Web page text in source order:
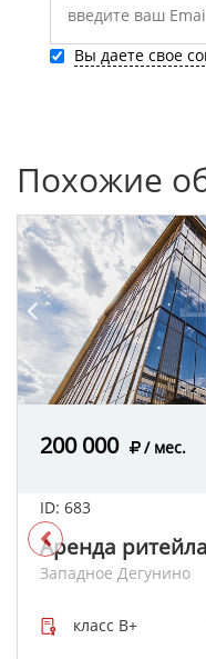
Вы даете свое
Похожие
200 000 / мес.
Аренда
Западное Дегунино
ID: 683
класс B+